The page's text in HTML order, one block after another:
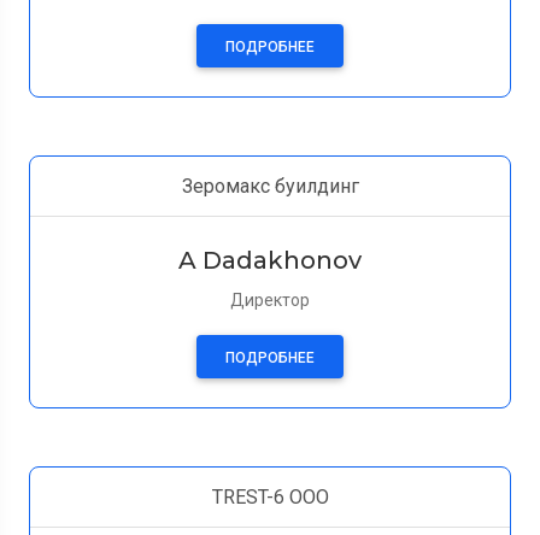
ПОДРОБНЕЕ
Зеромакс буилдинг
A Dadakhonov
Директор
ПОДРОБНЕЕ
TREST-6 OOO